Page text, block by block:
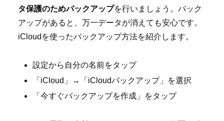
タ保護のためバックアップを行いましょう。バック
アップがあると、万一データが消えても安心です。
iCloudを使ったバックアップ方法を紹介します。
設定から自分の名前をタップ
「iCloud」→「iCloudバックアップ」を選択
「今すぐバックアップを作成」をタップ